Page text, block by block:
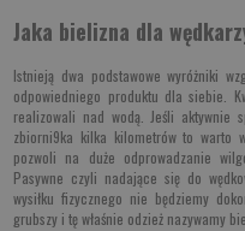
Jaka bielizna dla
Istnieją dwa podstawowe wyróżniki
odpowiedniego produktu dla siebie.
realizowali nad wodą. Jeśli aktywnie
zbiorni9ka kilka kilometrów to warto
pozwoli na duże odprowadzanie
Pasywne czyli nadające się do
wysiłku fizycznego nie będziemy
grubszy i tę właśnie odzież nazywamy